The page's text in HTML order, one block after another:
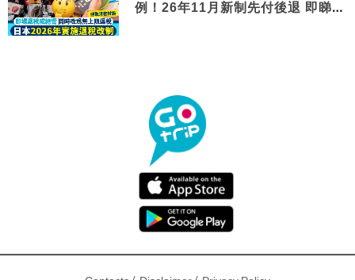
例！26年11月新制先付後退 即睇步